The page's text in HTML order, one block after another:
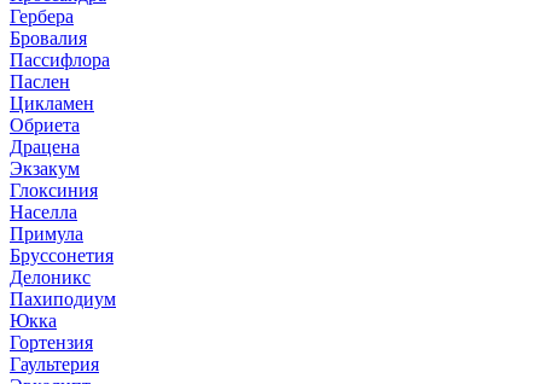
Гербера
Бровалия
Пассифлора
Паслен
Цикламен
Обриета
Драцена
Экзакум
Глоксиния
Населла
Примула
Бруссонетия
Делоникс
Пахиподиум
Юкка
Гортензия
Гаультерия